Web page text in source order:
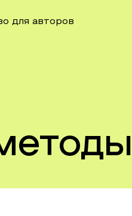
для авторов